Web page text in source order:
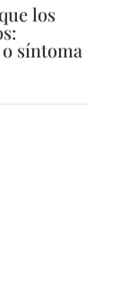
los
síntoma